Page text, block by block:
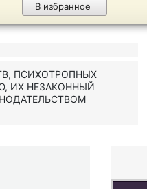
В избранное
ПСИХОТРОПНЫХ
ИХ НЕЗАКОННЫЙ